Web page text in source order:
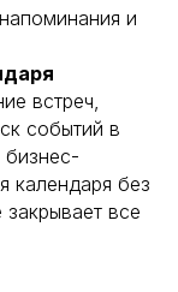
и
встреч,
событий в
бизнес-
календаря без
все